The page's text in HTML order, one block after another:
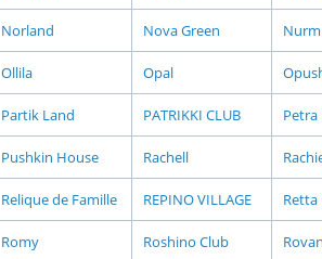
Norland Nova Green
Ollila Opal
Partik Land PATRIKKI CLUB Petra
Pushkin House Rachell
Relique de Famille REPINO VILLAGE Retta
Romy Roshino Club